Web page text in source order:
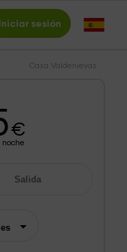
Iniciar sesión
Casa Valdenievas
€
noche